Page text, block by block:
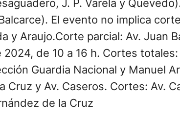
J. P. Varela y
El evento no implica
y Araujo.Corte parcial: Av. Juan
de 10 a 16 h. Cortes
Guardia Nacional y Manuel
Cruz y Av. Caseros. Cortes: Av.
de la Cruz